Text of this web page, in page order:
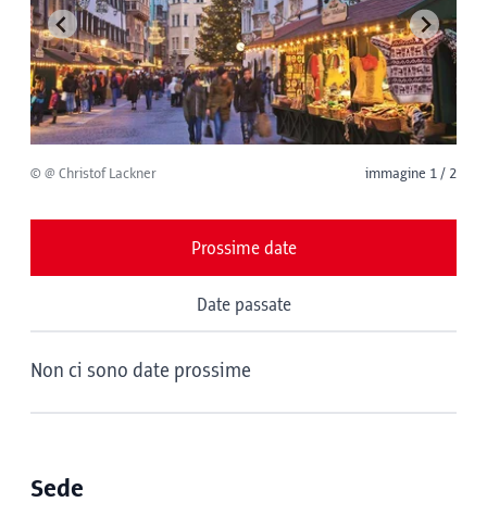
© @ Christof Lackner immagine 1 / 2
Prossime date
Date passate
Non ci sono date prossime
Sede